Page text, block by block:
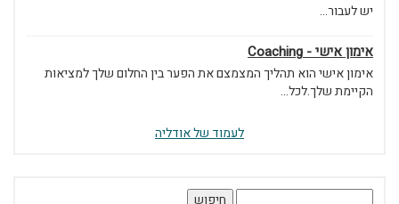
יש לעבור...
אימון אישי - Coaching
אימון אישי הוא תהליך המצמצם את הפער בין החלום שלך למציאות
הקיימת שלך.לכל...
לעמוד של אודליה